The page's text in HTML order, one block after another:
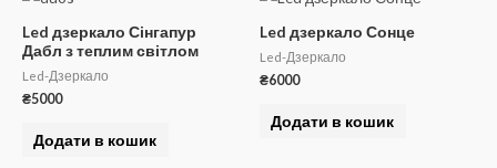
Led дзеркало Сінгапур
Дабл з теплим світлом
Led-Дзеркало
₴5000
Додати в кошик
Led дзеркало Сонце
Led-Дзеркало
₴6000
Додати в кошик